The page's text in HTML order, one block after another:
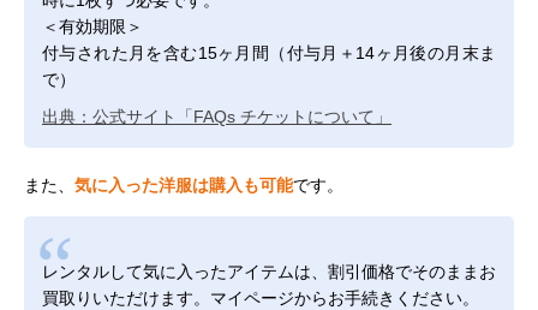
＜有効期限＞
付与された月を含む15ヶ月間（付与月＋14ヶ月後の月末ま
で）
出典：公式サイト「FAQs チケットについて」
また、 気に入った洋服は購入も可能です。
レンタルして気に入ったアイテムは、割引価格でそのままお
買取りいただけます。マイページからお手続きください。